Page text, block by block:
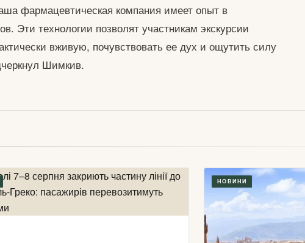
фармацевтическая компания имеет опыт в
Эти технологии позволят участникам экскурсии
вживую, почувствовать ее дух и ощутить силу
Шимкив.
НОВИНИ